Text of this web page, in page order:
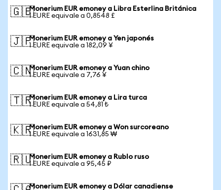
🇬🇧Monerium EUR emoney a Libra Esterlina Británica
1 EURE equivale a 0,8548 £
🇯🇵Monerium EUR emoney a Yen japonés
1 EURE equivale a 182,09 ¥
🇨🇳Monerium EUR emoney a Yuan chino
1 EURE equivale a 7,76 ¥
🇹🇷Monerium EUR emoney a Lira turca
1 EURE equivale a 54,81 ₺
🇰🇷Monerium EUR emoney a Won surcoreano
1 EURE equivale a 1631,85 ₩
🇷🇺Monerium EUR emoney a Rublo ruso
1 EURE equivale a 95,45 ₽
Monerium EUR emoney a Dólar canadiense